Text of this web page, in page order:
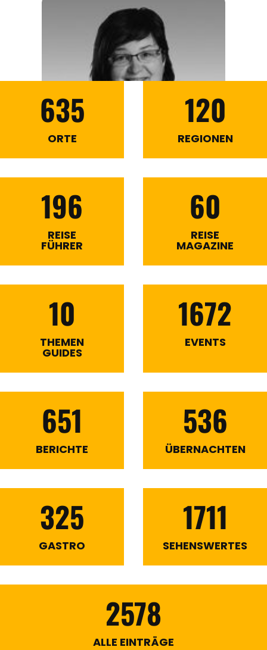
635
ORTE
120
REGIONEN
196
REISE
FÜHRER
60
REISE
MAGAZINE
10
THEMEN
GUIDES
1672
EVENTS
651
BERICHTE
536
ÜBERNACHTEN
325
GASTRO
1711
SEHENSWERTES
2578
ALLE EINTRÄGE